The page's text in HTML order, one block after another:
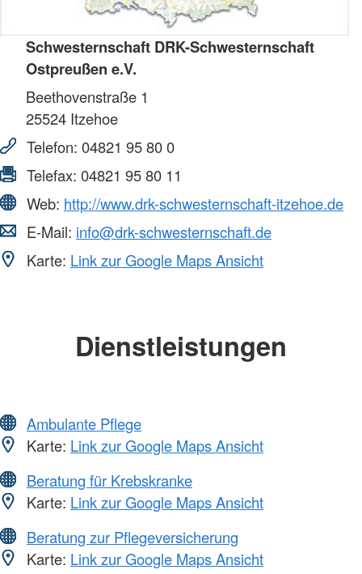
Schwesternschaft DRK-Schwesternschaft
Ostpreußen e.V.
Beethovenstraße 1
25524 Itzehoe
Telefon: 04821 95 80 0
Telefax: 04821 95 80 11
Web: http://www.drk-schwesternschaft-itzehoe.de
E-Mail: info@drk-schwesternschaft.de
Karte: Link zur Google Maps Ansicht
Dienstleistungen
Ambulante Pflege
Karte: Link zur Google Maps Ansicht
Beratung für Krebskranke
Karte: Link zur Google Maps Ansicht
Beratung zur Pflegeversicherung
Karte: Link zur Google Maps Ansicht